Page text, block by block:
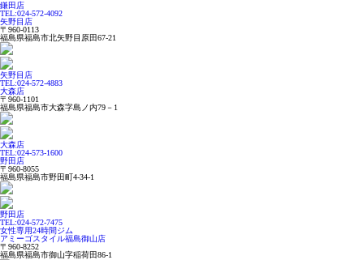
鎌田店
TEL:024-572-4092
矢野目店
〒960-0113
福島県福島市北矢野目原田67-21
矢野目店
TEL:024-572-4883
大森店
〒960-1101
福島県福島市大森字島ノ内79－1
大森店
TEL:024-573-1600
野田店
〒960-8055
福島県福島市野田町4-34-1
野田店
TEL:024-572-7475
女性専用24時間ジム
アミーゴスタイル福島御山店
〒960-8252
福島県福島市御山字稲荷田86-1